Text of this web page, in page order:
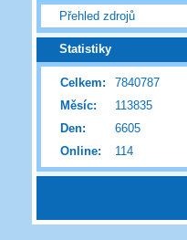
Přehled zdrojů
Statistiky
Online: 114
Celkem:
7840787
Měsíc:
113835
Den:
6605